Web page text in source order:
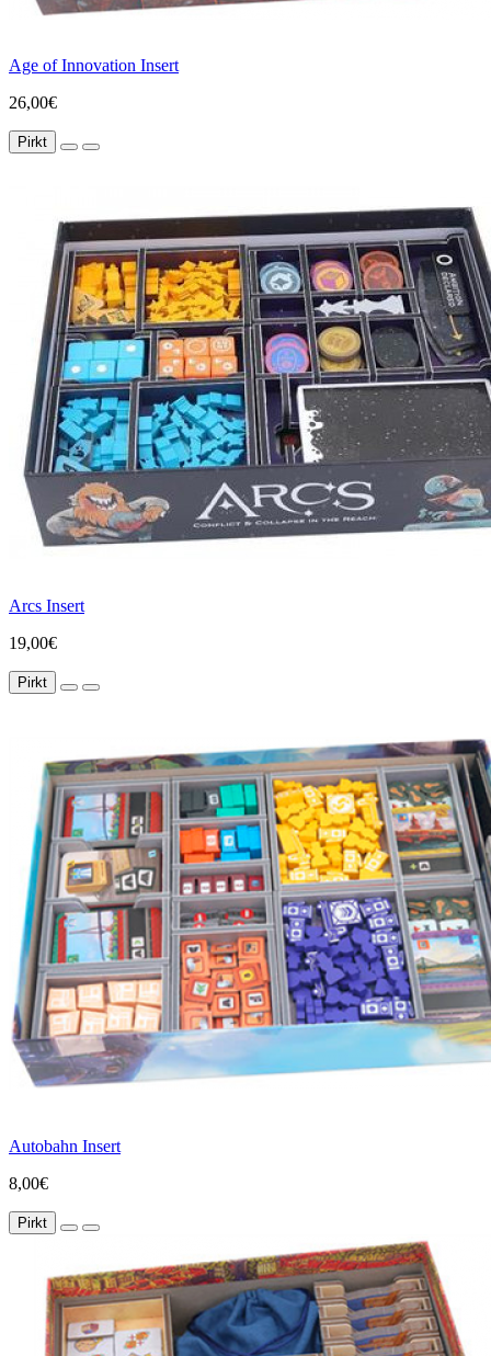
Age of Innovation Insert
26,00€
Pirkt
Arcs Insert
19,00€
Pirkt
Autobahn Insert
8,00€
Pirkt